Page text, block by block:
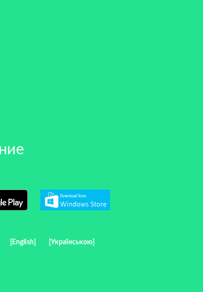
[English] [Українською]